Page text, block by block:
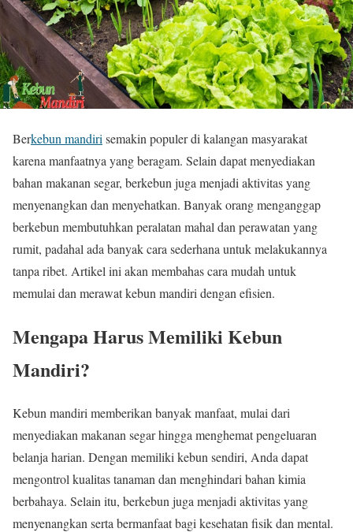
Berkebun mandiri semakin populer di kalangan masyarakat
karena manfaatnya yang beragam. Selain dapat menyediakan
bahan makanan segar, berkebun juga menjadi aktivitas yang
menyenangkan dan menyehatkan. Banyak orang menganggap
berkebun membutuhkan peralatan mahal dan perawatan yang
rumit, padahal ada banyak cara sederhana untuk melakukannya
tanpa ribet. Artikel ini akan membahas cara mudah untuk
memulai dan merawat kebun mandiri dengan efisien.
Mengapa Harus Memiliki Kebun
Mandiri?
Kebun mandiri memberikan banyak manfaat, mulai dari
menyediakan makanan segar hingga menghemat pengeluaran
belanja harian. Dengan memiliki kebun sendiri, Anda dapat
mengontrol kualitas tanaman dan menghindari bahan kimia
berbahaya. Selain itu, berkebun juga menjadi aktivitas yang
menyenangkan serta bermanfaat bagi kesehatan fisik dan mental.